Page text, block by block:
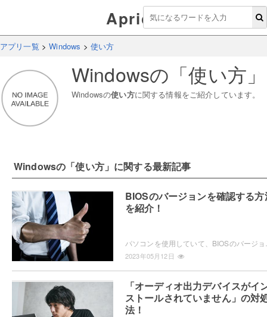
Aprico
アプリ一覧 >Windows > 使い方
Windowsの「使い方 」
Windowsの使い方に関する情報をご紹介しています。
Windowsの「使い方」に関する最新記事
BIOSのバージョンを確認する方
を紹介！
2023年05月12日
「オーディオ出力デバイスがイ
ストールされていません」の対
法！